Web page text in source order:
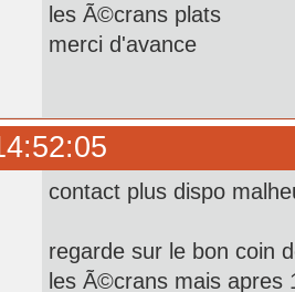
les Ã©crans plats
merci d'avance
contact plus dispo
regarde sur le bon coin
les Ã©crans mais apres